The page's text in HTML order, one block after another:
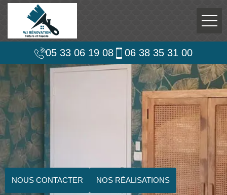
05 33 06 19 08 06 38 35 31 00
NOUS CONTACTER NOS RÉALISATIONS